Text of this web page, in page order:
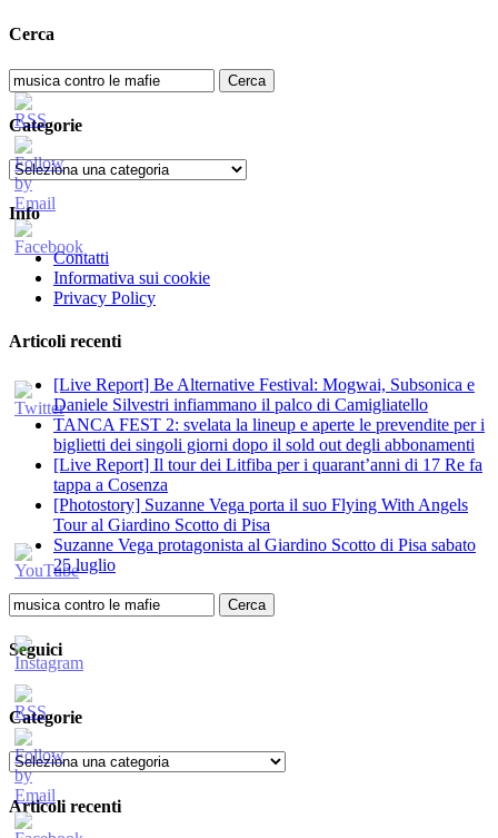
degli
Cerca
Ricerca
per:
Categorie
Categorie
Info
Contatti
Informativa sui cookie
Privacy Policy
Articoli recenti
[Live Report] Be Alternative Festival: Mogwai, Subsonica e
Daniele Silvestri infiammano il palco di Camigliatello
TANCA FEST 2: svelata la lineup e aperte le prevendite per i
biglietti dei singoli giorni dopo il sold out degli abbonamenti
[Live Report] Il tour dei Litfiba per i quarant’anni di 17 Re fa
tappa a Cosenza
[Photostory] Suzanne Vega porta il suo Flying With Angels
Tour al Giardino Scotto di Pisa
Suzanne Vega protagonista al Giardino Scotto di Pisa sabato
25 luglio
Ricerca
per:
Seguici
Categorie
Categorie
Articoli recenti